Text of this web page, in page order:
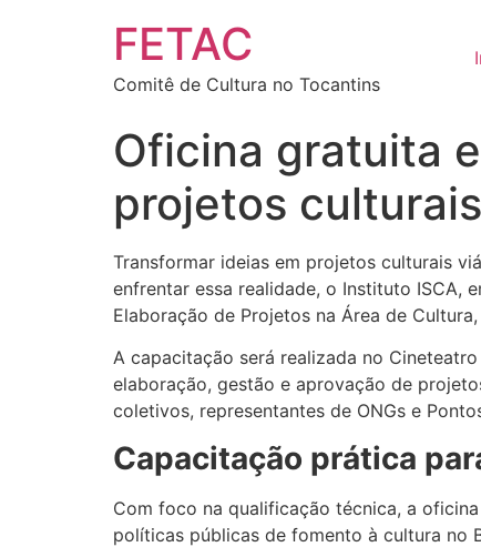
FETAC
Comitê de Cultura no Tocantins
Oficina gratuita
projetos
Transformar ideias em projetos culturais
enfrentar essa realidade, o Instituto ISCA,
Elaboração de Projetos na Área de
A capacitação será realizada no
elaboração, gestão e aprovação de
coletivos, representantes de ONGs e
Capacitação prática
Com foco na qualificação técnica, a
políticas públicas de fomento à cultura no